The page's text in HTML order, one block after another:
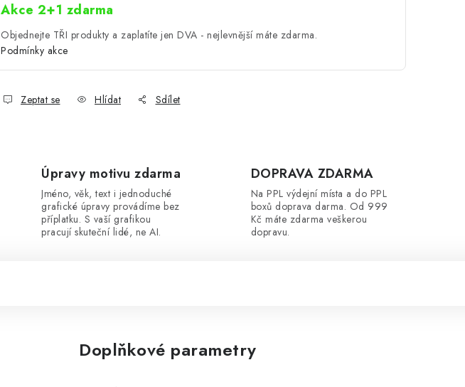
Akce 2+1 zdarma
Objednejte TŘI produkty a zaplatíte jen DVA - nejlevnější máte zdarma.
Podmínky akce
Zeptat se Hlídat Sdílet
Úpravy motivu zdarma
Jméno, věk, text i jednoduché
grafické úpravy provádíme bez
příplatku. S vaší grafikou
pracují skuteční lidé, ne AI.
DOPRAVA ZDARMA
Na PPL výdejní místa a do PPL
boxů doprava darma. Od 999
Kč máte zdarma veškerou
dopravu.
Doplňkové parametry